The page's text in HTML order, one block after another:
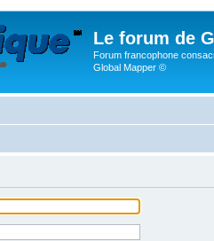
Le forum de
Forum francophone
Global Mapper ©